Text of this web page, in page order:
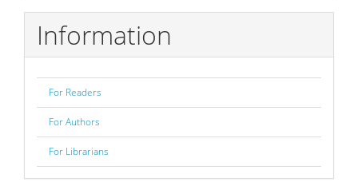
Information
For Readers
For Authors
For Librarians